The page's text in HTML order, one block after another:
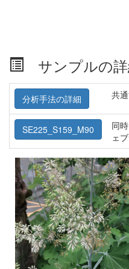
サンプルの
分析手法の詳細 共
SE225_S159_M90
同
ェ